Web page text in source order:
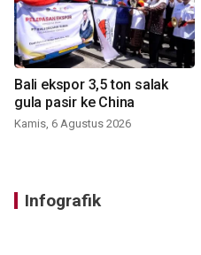
Bali ekspor 3,5 ton salak
gula pasir ke China
Kamis, 6 Agustus 2026
Infografik